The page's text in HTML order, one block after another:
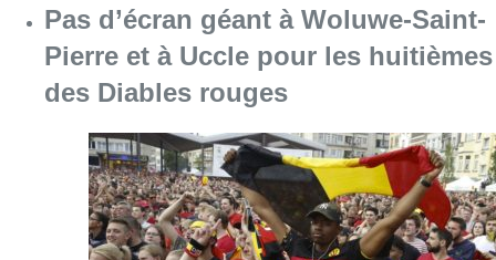
Fusion officielle entre le Centre
scolaire Eddy Merckx et l’Athénée
royal Crommelynck